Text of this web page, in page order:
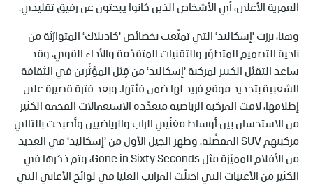
العمرية الأعلى، أي الأشخاص الذين كانوا يبحثون عن رفيق تقليدي.
وهنا، برزت ’إسكاليد‘ التي تمتّعت بخصائص ’كاديلاك‘ المتوارَثة من
ناحية التصميم المتطوّر والتقنيات المتقدّمة والأداء القوي، وقد
ساعد التقبّل الكبير لمركبة ’إسكاليد‘ من قِبَل المؤثّرين في الثقافة
الشعبية بتحديد موقع فريد لها ضمن فئتها. وبعد فترة قصيرة على
إطلاقها، لاقت المركبة الرياضية متعدّدة الاستعمالات الفخمة الكثير
من الاستحسان بين أوساط مغنّيي الراب والرياضيين وأصبحت بالتالي
مركبتهم SUV المفضَّلة. وظهر الجيل الأول من ’إسكاليد‘ في العديد
من الأفلام المميّزة مثل Gone in Sixty Seconds، وتم ذكرها في
الكثير من الأغنيات التي احتلّت المراتب العليا في لوائح الأغاني التي